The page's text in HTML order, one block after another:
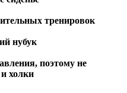
тренировок
нубук
поэтому не
холки